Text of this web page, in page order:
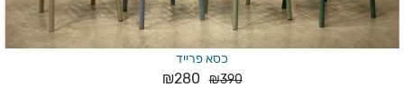
כסא פרייד
₪390
₪280